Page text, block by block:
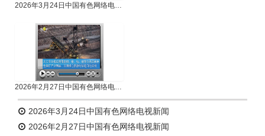
2026年3月24日中国有色网络电视新闻
2026年2月27日中国有色网络电视新闻
2026年3月24日中国有色网络电视新闻
2026年2月27日中国有色网络电视新闻